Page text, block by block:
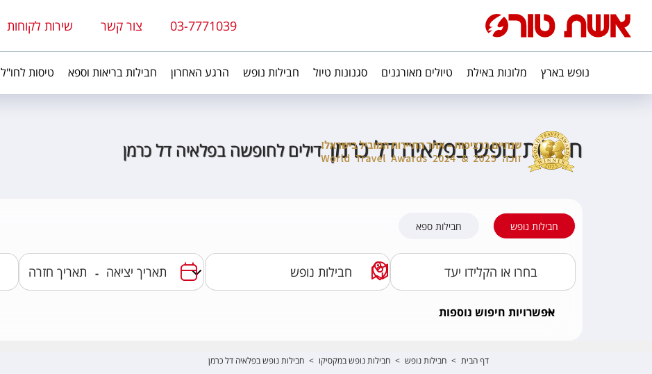
03-7771039 צור קשר שירות לקוחות
נופש בארץ מלונות באילת טיולים מאורגנים סגנונות טיול חבילות נופש הרגע האחרון חבילות בריאות וספא טיסות לחו"ל
חבילות נופש בפלאיה דל כרמן דילים לחופשה בפלאיה דל כרמן
חבילות נופש חבילות ספא
-
אפשרויות חיפוש נוספות
דף הבית > חבילות נופש > חבילות נופש במקסיקו > חבילות נופש בפלאיה דל כרמן